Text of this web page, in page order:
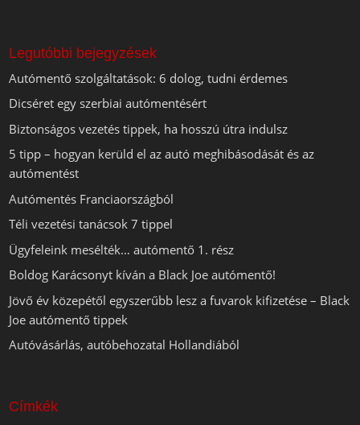
Legutóbbi bejegyzések
Autómentő szolgáltatások: 6 dolog, tudni érdemes
Dicséret egy szerbiai autómentésért
Biztonságos vezetés tippek, ha hosszú útra indulsz
5 tipp – hogyan kerüld el az autó meghibásodását és az
autómentést
Autómentés Franciaországból
Téli vezetési tanácsok 7 tippel
Ügyfeleink mesélték… autómentő 1. rész
Boldog Karácsonyt kíván a Black Joe autómentő!
Jövő év közepétől egyszerűbb lesz a fuvarok kifizetése – Black
Joe autómentő tippek
Autóvásárlás, autóbehozatal Hollandiából
Címkék